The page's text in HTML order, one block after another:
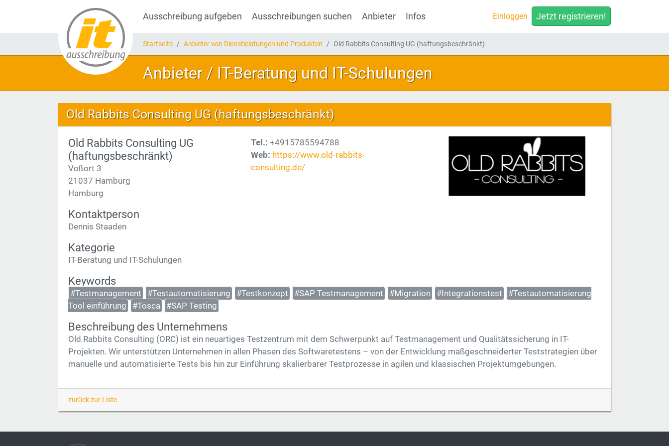
Ausschreibung aufgeben Ausschreibungen suchen Anbieter Infos Einloggen Jetzt registrieren!
Startseite Anbieter von Dienstleistungen und Produkten Old Rabbits Consulting UG (haftungsbeschränkt)
Anbieter / IT-Beratung und IT-Schulungen
Old Rabbits Consulting UG (haftungsbeschränkt)
Old Rabbits Consulting UG
(haftungsbeschränkt)
Voßort 3
21037 Hamburg
Hamburg
Tel.: +4915785594788
Web: https://www.old-rabbits-
consulting.de/
Kontaktperson
Dennis Staaden
Kategorie
IT-Beratung und IT-Schulungen
Keywords
#Testmanagement #Testautomatisierung #Testkonzept #SAP Testmanagement #Migration #Integrationstest
#Testautomatisierung
Tool einführung
#Tosca #SAP Testing
Beschreibung des Unternehmens
Old Rabbits Consulting (ORC) ist ein neuartiges Testzentrum mit dem Schwerpunkt auf Testmanagement und Qualitätssicherung in IT-
Projekten. Wir unterstützen Unternehmen in allen Phasen des Softwaretestens – von der Entwicklung maßgeschneiderter Teststrategien über
manuelle und automatisierte Tests bis hin zur Einführung skalierbarer Testprozesse in agilen und klassischen Projektumgebungen.
zurück zur Liste